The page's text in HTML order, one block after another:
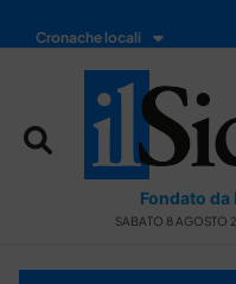
Cronache locali
Fondato
SABATO 8 AGOSTO